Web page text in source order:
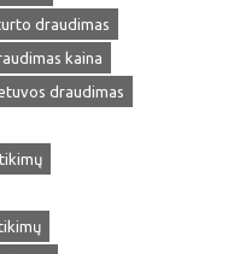
draudimas
kaina
draudimas